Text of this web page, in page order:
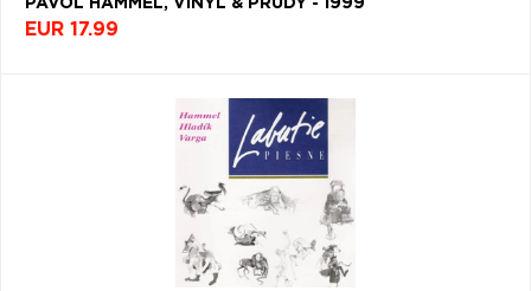
PAVOL HAMMEL, VINYL & PRÚDY - 1999
EUR 17.99